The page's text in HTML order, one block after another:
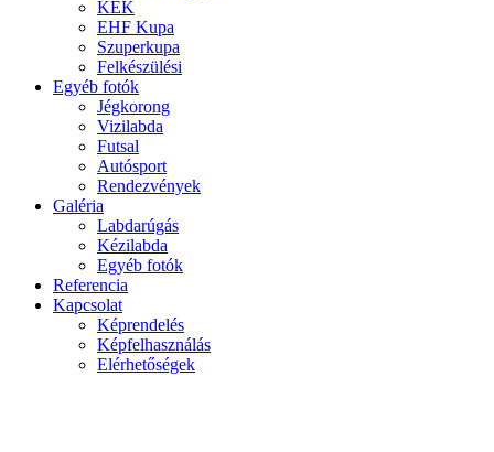
KEK
EHF Kupa
Szuperkupa
Felkészülési
Egyéb fotók
Jégkorong
Vizilabda
Futsal
Autósport
Rendezvények
Galéria
Labdarúgás
Kézilabda
Egyéb fotók
Referencia
Kapcsolat
Képrendelés
Képfelhasználás
Elérhetőségek